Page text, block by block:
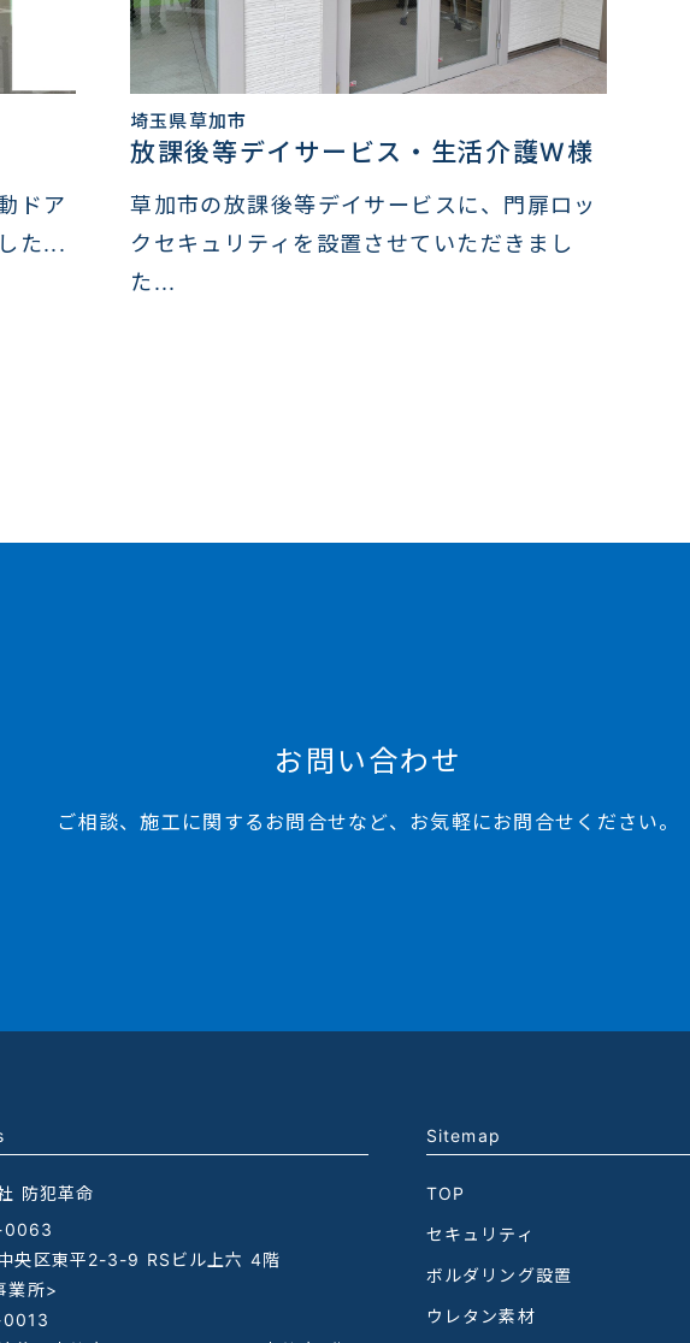
ドア
た...
埼玉県草加市
放課後等デイサービス・生活介護W様
草加市の放課後等デイサービスに、門扉ロッ
クセキュリティを設置させていただきまし
た...
お問い合わせ
ご相談、施工に関するお問合せなど、お気軽にお問合せください。
防犯革命
0063
央区東平2-3-9 RSビル上六 4階
業所>
Sitemap
TOP
セキュリティ
ボルダリング設置
ウレタン素材